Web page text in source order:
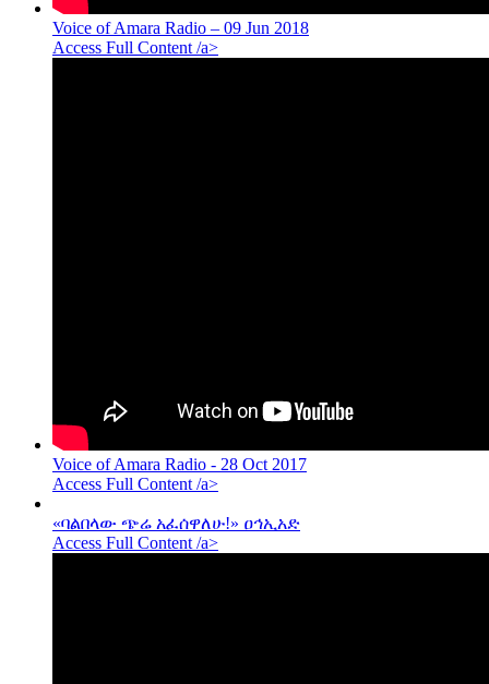
Voice of Amara Radio – 09 Jun 2018
Access Full Content /a>
Voice of Amara Radio - 28 Oct 2017
Access Full Content /a>
«ባልበላው ጭሬ አፈሰዋለሁ!» ዐኅኢአድ
Access Full Content /a>